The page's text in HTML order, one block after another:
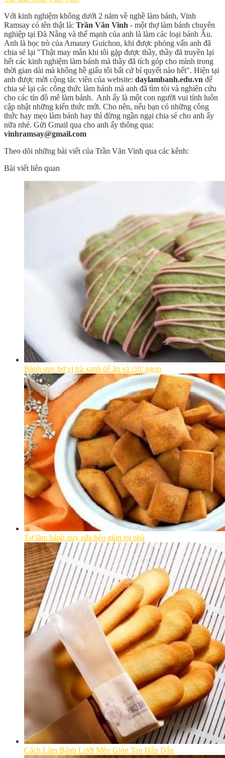
Với kinh nghiệm không dưới 2 năm về nghề làm bánh, Vinh
Ramsay có tên thật là: Trần Văn Vinh - một thợ làm bánh chuyên
nghiệp tại Đà Nẵng và thế mạnh của anh là làm các loại bánh Âu.
Anh là học trò của Amaury Guichon, khi được phỏng vấn anh đã
chia sẻ lại "Thật may mắn khi tôi gặp được thầy, thầy đã truyền lại
hết các kinh nghiệm làm bánh mà thầy đã tích góp cho mình trong
thời gian dài mà không hề giấu tôi bất cứ bí quyết nào hết". Hiện tại
anh được mời cộng tác viên của website: daylambanh.edu.vn để
chia sẻ lại các công thức làm bánh mà anh đã tìm tòi và nghiên cứu
cho các tín đồ mê làm bánh. Anh ấy là một con người vui tính luôn
cập nhật những kiến thức mới. Cho nên, nếu bạn có những công
thức hay mẹo làm bánh hay thì đừng ngần ngại chia sẻ cho anh ấy
nữa nhé. Gửi Gmail qua cho anh ấy thông qua:
vinhramsay@gmail.com
Theo dõi những bài viết của Trần Văn Vinh qua các kênh:
Bài viết liên quan
Bánh quy bơ vị trà xanh dễ ăn và cực ngon
Tự làm bánh quy sữa béo giòn tại nhà
Cách Làm Bánh Lưỡi Mèo Giòn Tan Hấp Dẫn